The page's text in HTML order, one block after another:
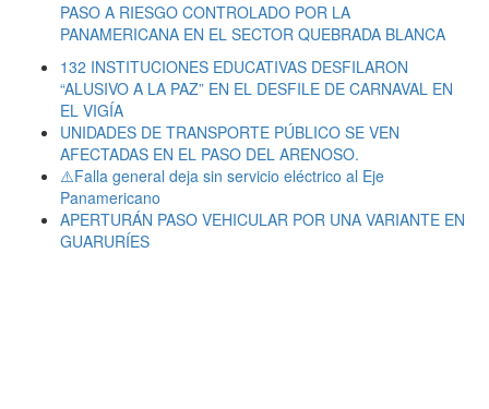
PASO A RIESGO CONTROLADO POR LA
PANAMERICANA EN EL SECTOR QUEBRADA BLANCA
132 INSTITUCIONES EDUCATIVAS DESFILARON
“ALUSIVO A LA PAZ” EN EL DESFILE DE CARNAVAL EN
EL VIGÍA
UNIDADES DE TRANSPORTE PÚBLICO SE VEN
AFECTADAS EN EL PASO DEL ARENOSO.
⚠️Falla general deja sin servicio eléctrico al Eje
Panamericano
APERTURÁN PASO VEHICULAR POR UNA VARIANTE EN
GUARURÍES